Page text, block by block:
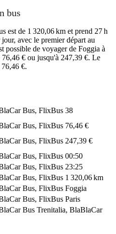
bus
est de 1 320,06 km et prend 27 h
avec le premier départ au
possible de voyager de Foggia à
76,46 € ou jusqu'à 247,39 €. Le
€.
Bus, FlixBus 38
Bus, FlixBus 76,46 €
Bus, FlixBus 247,39 €
Bus, FlixBus 00:50
Bus, FlixBus 23:25
Bus, FlixBus 1 320,06 km
Bus, FlixBus Foggia
Bus, FlixBus Paris
Bus Trenitalia, BlaBlaCar